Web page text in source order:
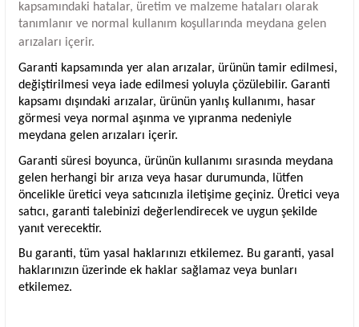
kapsamındaki hatalar, üretim ve malzeme hataları olarak
tanımlanır ve normal kullanım koşullarında meydana gelen
arızaları içerir.
Garanti kapsamında yer alan arızalar, ürünün tamir edilmesi,
değiştirilmesi veya iade edilmesi yoluyla çözülebilir. Garanti
kapsamı dışındaki arızalar, ürünün yanlış kullanımı, hasar
görmesi veya normal aşınma ve yıpranma nedeniyle
meydana gelen arızaları içerir.
Garanti süresi boyunca, ürünün kullanımı sırasında meydana
gelen herhangi bir arıza veya hasar durumunda, lütfen
öncelikle üretici veya satıcınızla iletişime geçiniz. Üretici veya
satıcı, garanti talebinizi değerlendirecek ve uygun şekilde
yanıt verecektir.
Bu garanti, tüm yasal haklarınızı etkilemez. Bu garanti, yasal
haklarınızın üzerinde ek haklar sağlamaz veya bunları
etkilemez.